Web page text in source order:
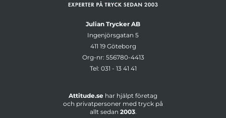
Julian Trycker AB
Ingenjörsgatan 5
411 19 Göteborg
Org-nr: 556780-4413
Tel: 031 - 13 41 41
Attitude.se har hjälpt företag
och privatpersoner med tryck på
allt sedan 2003.